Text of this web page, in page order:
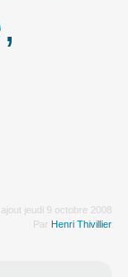
jeudi 9 octobre 2008
Par Henri Thivillier